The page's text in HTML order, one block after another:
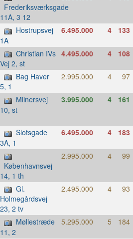
Frederiksværksgade
11A, 3 12
Hostrupsvej
1A
6.495.000 4 133
Christian IVs
Vej 2, st
4.495.000 4 108
Bag Haver
5, 1
2.995.000 4 97
Milnersvej
10, st
3.995.000 4 161
Slotsgade
3A, 1
6.495.000 4 183
Københavnsvej
14, 1 th
2.995.000 4 99
Gl.
Holmegårdsvej
23, 2 tv
2.495.000 4 93
Møllestræde
11, 2
5.295.000 5 184